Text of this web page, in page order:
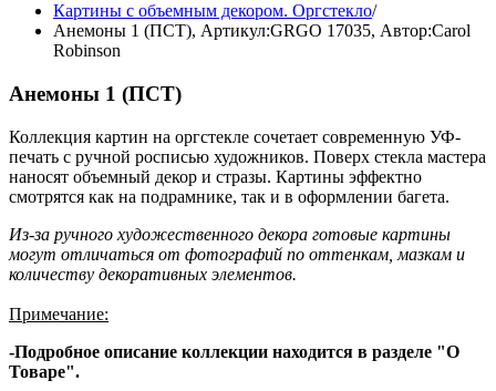
Картины с объемным декором. Оргстекло/
Анемоны 1 (ПСТ), Артикул:GRGO 17035, Автор:Carol
Robinson
Анемоны 1 (ПСТ)
Коллекция картин на оргстекле сочетает современную УФ-
печать с ручной росписью художников. Поверх стекла мастера
наносят объемный декор и стразы. Картины эффектно
смотрятся как на подрамнике, так и в оформлении багета.
Из-за ручного художественного декора готовые картины
могут отличаться от фотографий по оттенкам, мазкам и
количеству декоративных элементов.
Примечание:
-Подробное описание коллекции находится в разделе "О
Товаре".